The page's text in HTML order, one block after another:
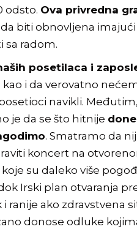
odsto. Ova privredna
biti obnovljena
sa radom.
posetilaca i
i da verovatno
navikli.
je da se što hitnije
. Smatramo da
koncert na
su daleko više
Irski plan otvaranja
ranije ako zdravstvena
donose odluke